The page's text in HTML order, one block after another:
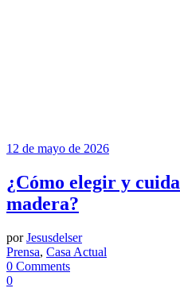
12 de mayo de 2026
¿Cómo elegir y
madera?
porJesusdelser
Prensa, Casa Actual
0 Comments
0